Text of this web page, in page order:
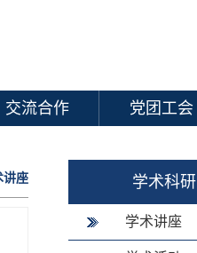
交流合作 党团工会
讲座 学术科研
学术讲座